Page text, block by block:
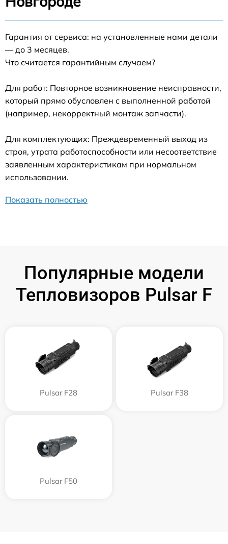
Гарантия от сервиса: на установленные нами детали
— до 3 месяцев.
Что считается гарантийным случаем?
Для работ: Повторное возникновение неисправности,
который прямо обусловлен с выполненной работой
(например, некорректный монтаж запчасти).
Для комплектующих: Преждевременный выход из
строя, утрата работоспособности или несоответствие
заявленным характеристикам при нормальном
использовании.
Показать полностью
Популярные модели
Тепловизоров Pulsar F
Pulsar F28 Pulsar F38
Pulsar F50